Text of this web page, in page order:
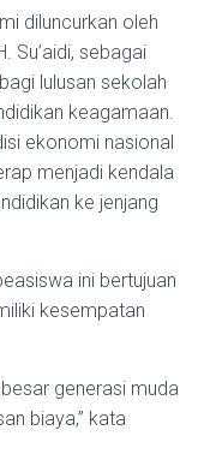
diluncurkan oleh
Su’aidi, sebagai
lulusan sekolah
keagamaan.
ekonomi nasional
menjadi kendala
ke jenjang
ini bertujuan
kesempatan
generasi muda
biaya,” kata